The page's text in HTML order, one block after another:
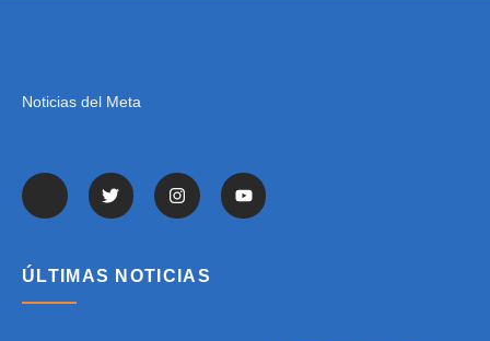
Noticias del Meta
ÚLTIMAS NOTICIAS